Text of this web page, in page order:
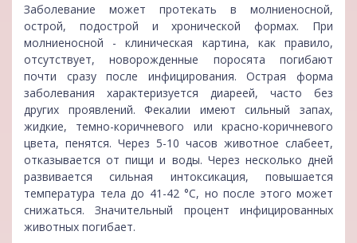
Заболевание может протекать в молниеносной,
острой, подострой и хронической формах. При
молниеносной - клиническая картина, как правило,
отсутствует, новорожденные поросята погибают
почти сразу после инфицирования. Острая форма
заболевания характеризуется диареей, часто без
других проявлений. Фекалии имеют сильный запах,
жидкие, темно-коричневого или красно-коричневого
цвета, пенятся. Через 5-10 часов животное слабеет,
отказывается от пищи и воды. Через несколько дней
развивается сильная интоксикация, повышается
температура тела до 41-42 °С, но после этого может
снижаться. Значительный процент инфицированных
животных погибает.